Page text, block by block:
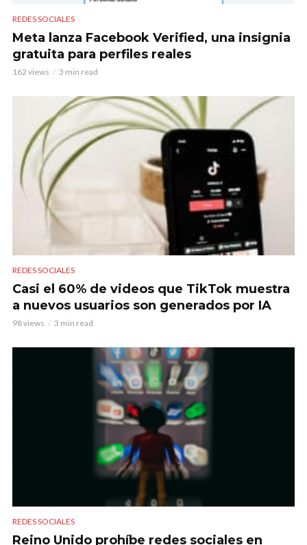
REDES SOCIALES
Meta lanza Facebook Verified, una insignia
gratuita para perfiles reales
162 views 3 min read
REDES SOCIALES
Casi el 60% de videos que TikTok muestra
a nuevos usuarios son generados por IA
98 views 3 min read
REDES SOCIALES
Reino Unido prohíbe redes sociales en